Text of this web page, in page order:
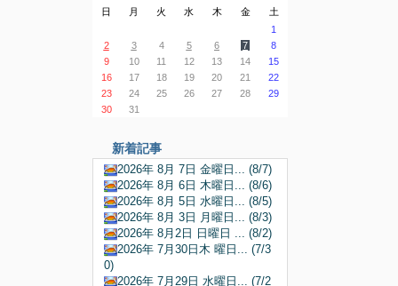
日
月 火 水 木 金
土
1
2
3 4 5 6 7
8
9
10 11 12 13 14
15
16
17 18 19 20 21
22
23
24 25 26 27 28
29
30
31
新着記事
2026年 8月 7日 金曜日... (8/7)
2026年 8月 6日 木曜日... (8/6)
2026年 8月 5日 水曜日... (8/5)
2026年 8月 3日 月曜日... (8/3)
2026年 8月2日 日曜日 ... (8/2)
2026年 7月30日木 曜日... (7/3
0)
2026年 7月29日 水曜日... (7/2